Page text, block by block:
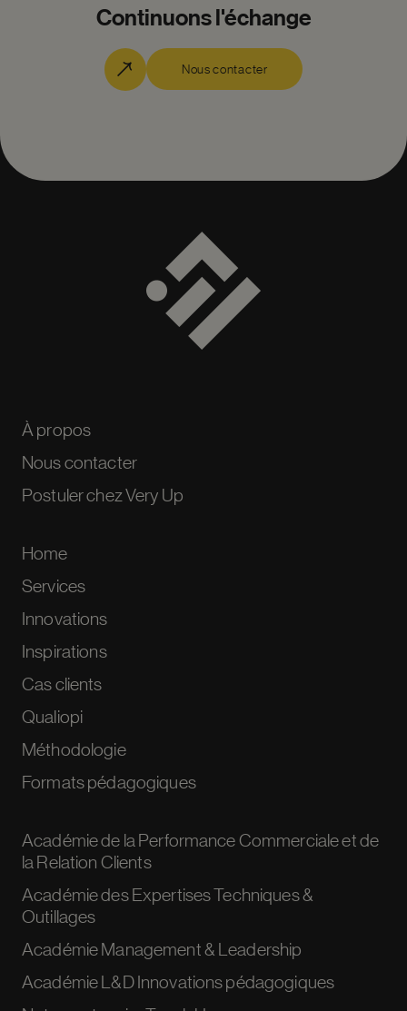
Continuons l'échange
Nous contacter
À propos
Nous contacter
Postuler chez Very Up
Home
Services
Innovations
Inspirations
Cas clients
Qualiopi
Méthodologie
Formats pédagogiques
Académie de la Performance Commerciale et de
la Relation Clients
Académie des Expertises Techniques &
Outillages
Académie Management & Leadership
Académie L&D Innovations pédagogiques